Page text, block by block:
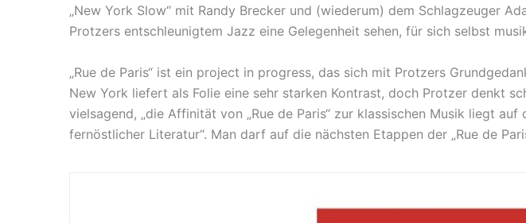
„New York Slow“ mit Randy Brecker und (wiederum) dem Schlagzeuger
Protzers entschleunigtem Jazz eine Gelegenheit sehen, für sich selbst
„Rue de Paris“ ist ein project in progress, das sich mit Protzers
New York liefert als Folie eine sehr starken Kontrast, doch Protzer denkt
vielsagend, „die Affinität von „Rue de Paris“ zur klassischen Musik liegt
fernöstlicher Literatur“. Man darf auf die nächsten Etappen der „Rue de